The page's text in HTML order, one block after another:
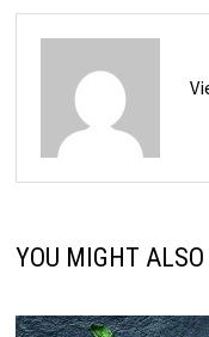
YOU MIGHT